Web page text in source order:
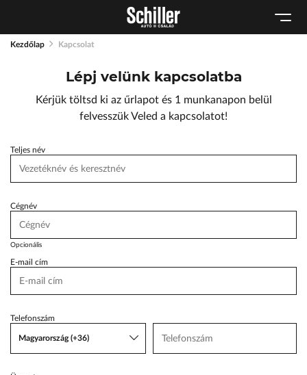
Lexus Pest
Audi Schiller
BYD Schiller
Geely Schiller
Toyota Schiller
Karosszéria Centrum
Szerviz cserejárművek
Tartós bérlet
Tesla Approved Body Shop
Kezdőlap Kapcsolat
Lépj velünk kapcsolatba
Kérjük töltsd ki az űrlapot és 1 munkanapon belül
felvesszük Veled a kapcsolatot!
Teljes név
Cégnév
Opcionális
E-mail cím
Telefonszám
Magyarország (+36)